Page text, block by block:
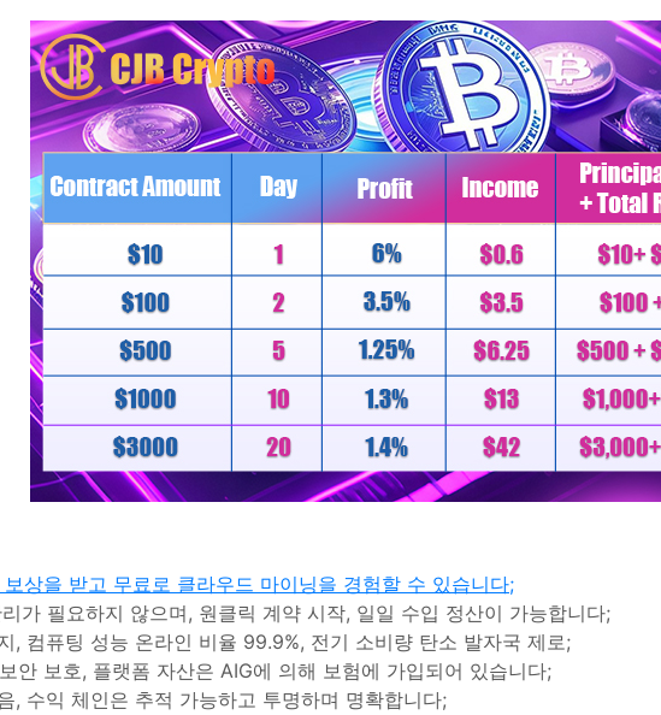
상을 받고 무료로 클라우드 마이닝을 경험할 수 있습니다;
가 필요하지 않으며, 원클릭 계약 시작, 일일 수입 정산이 가능합니다;
, 컴퓨팅 성능 온라인 비율 99.9%, 전기 소비량 탄소 발자국 제로;
안 보호, 플랫폼 자산은 AIG에 의해 보험에 가입되어 있습니다;
, 수익 체인은 추적 가능하고 투명하며 명확합니다;